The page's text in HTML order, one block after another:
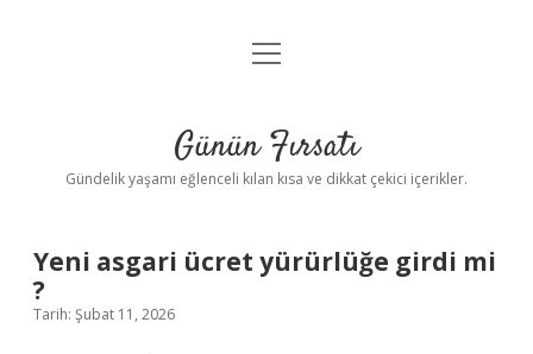
Anasayfa
Yasal Uyarı
menüyü
Günün Fırsatı
Gündelik yaşamı eğlenceli kılan kısa ve dikkat çekici içerikler.
Yeni asgari ücret yürürlüğe girdi mi
?
Tarih: Şubat 11, 2026